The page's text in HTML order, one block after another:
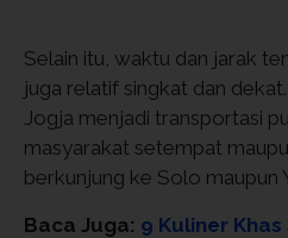
Selain itu, waktu dan jarak
juga relatif singkat dan
Jogja menjadi transportasi
masyarakat setempat
berkunjung ke Solo maupun
Baca Juga: 9 Kuliner